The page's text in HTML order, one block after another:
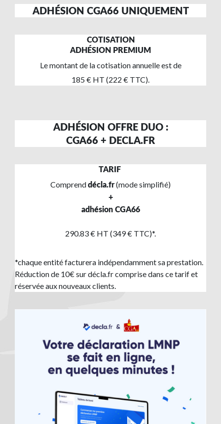
ADHÉSION CGA66 UNIQUEMENT
COTISATION
ADHÉSION PREMIUM
Le montant de la cotisation annuelle est de
185 € HT (222 € TTC).
ADHÉSION OFFRE DUO :
CGA66 + DECLA.FR
TARIF
Comprenddécla.fr(mode simplifié)
+
adhésion CGA66
290.83 € HT (349 € TTC)*.
*chaque entité facturera indépendamment sa prestation.
Réduction de 10€ sur décla.fr comprise dans ce tarif et
réservée aux nouveaux clients.